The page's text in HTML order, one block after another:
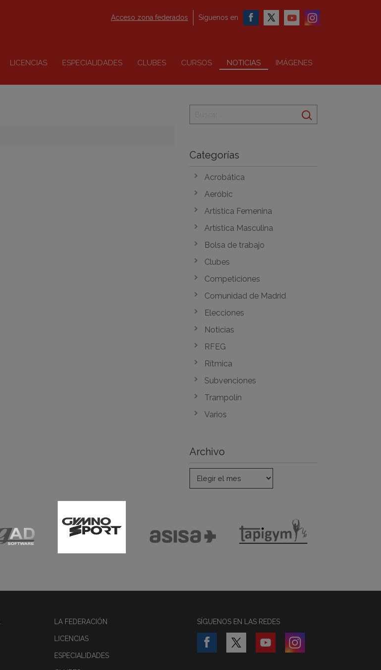
LICENCIAS ESPECIALIDADES CLUBES CURSOS NOTICIAS IMÁGENES
Acceso zona federados Síguenos en
Categorías
Acrobática
Aeróbic
Artística Femenina
Artística Masculina
Bolsa de trabajo
Clubes
Competiciones
Comunidad de Madrid
Elecciones
Noticias
RFEG
Rítmica
Subvenciones
Trampolín
Varios
Archivo
LA FEDERACIÓN
LICENCIAS
ESPECIALIDADES
SÍGUENOS EN LAS REDES